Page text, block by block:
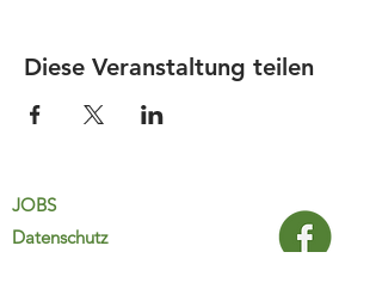
Diese Veranstaltung teilen
JOBS
Datenschutz